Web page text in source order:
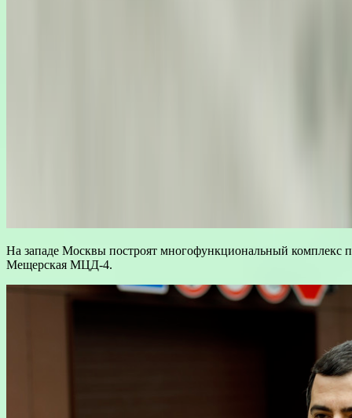
На западе Москвы построят многофункциональный комплекс
Мещерская МЦД-4.